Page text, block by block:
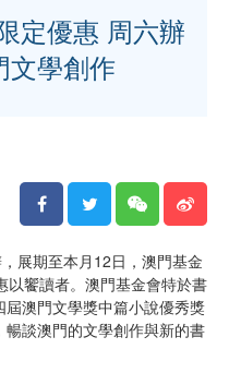
定優惠 周六辦
文學創作
展期至本月12日，澳門基金
以饗讀者。澳門基金會特於書
澳門文學獎中篇小說優秀獎
談澳門的文學創作與新的書